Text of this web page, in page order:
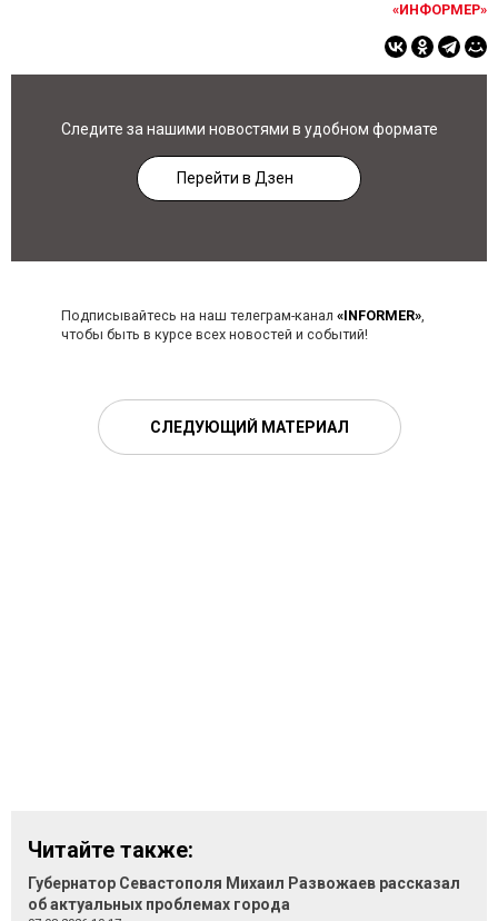
«ИНФОРМЕР»
Следите за нашими новостями в удобном формате
Перейти в Дзен
Подписывайтесь на наш телеграм-канал «INFORMER»,
чтобы быть в курсе всех новостей и событий!
СЛЕДУЮЩИЙ МАТЕРИАЛ
Читайте также:
Губернатор Севастополя Михаил Развожаев рассказал
об актуальных проблемах города